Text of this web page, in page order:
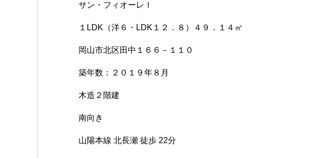
サン・フィオーレⅠ
１LDK（洋６・LDK１２．８）４９．１４㎡
岡山市北区田中１６６－１１０
築年数：２０１９年８月
木造２階建
南向き
山陽本線 北長瀬 徒歩 22分